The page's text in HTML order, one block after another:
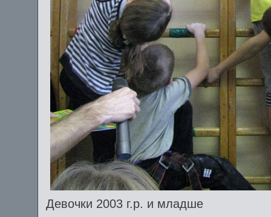
Девочки 2003 г.р. и младше